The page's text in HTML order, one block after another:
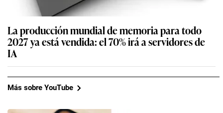
La producción mundial de memoria para todo
2027 ya está vendida: el 70% irá a servidores de
IA
Más sobre YouTube